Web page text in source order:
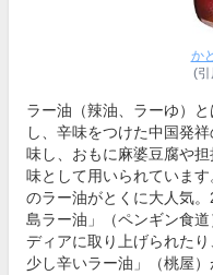
か
(
ラー油（辣油、ラーゆ）
し、辛味をつけた中国発
味し、おもに麻婆豆腐や
味として用いられていま
のラー油がとくに大人気
島ラー油」（ペンギン食
ディアに取り上げられた
少し辛いラー油」（桃屋